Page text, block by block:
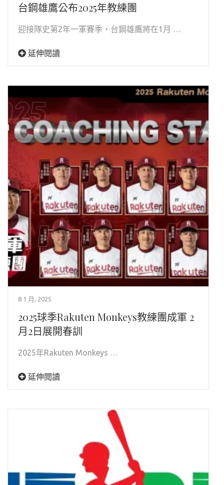
台鋼雄鷹公布2025年教練團
迎接隊史第2年一軍賽季，台鋼雄鷹將在1月 …
延伸閱讀
8 1 月, 2025
2025球季Rakuten Monkeys教練團成軍 2
月2日展開春訓
2025年Rakuten Monkeys …
延伸閱讀